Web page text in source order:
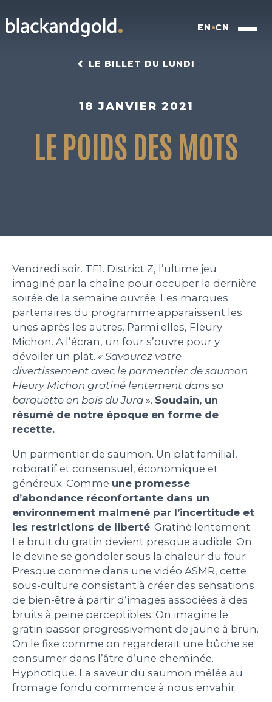
EN CN
INSIGHTFUL BRANDING
BLACKBOX
WORK
PEOPLE
LE BILLET DU LUNDI
CONTACT
Mentions légales
Politique de protection des données
Plan du site
LE BILLET DU LUNDI
18 JANVIER 2021
LE POIDS DES MOTS
Vendredi soir. TF1. District Z, l’ultime jeu
imaginé par la chaîne pour occuper la dernière
soirée de la semaine ouvrée. Les marques
partenaires du programme apparaissent les
unes après les autres. Parmi elles, Fleury
Michon. A l’écran, un four s’ouvre pour y
dévoiler un plat. « Savourez votre
divertissement avec le parmentier de saumon
Fleury Michon gratiné lentement dans sa
barquette en bois du Jura ». Soudain, un
résumé de notre époque en forme de
recette.
Un parmentier de saumon. Un plat familial,
roboratif et consensuel, économique et
généreux. Comme une promesse
d’abondance réconfortante dans un
environnement malmené par l’incertitude et
les restrictions de liberté. Gratiné lentement.
Le bruit du gratin devient presque audible. On
le devine se gondoler sous la chaleur du four.
Presque comme dans une vidéo ASMR, cette
sous-culture consistant à créer des sensations
de bien-être à partir d’images associées à des
bruits à peine perceptibles. On imagine le
gratin passer progressivement de jaune à brun.
On le fixe comme on regarderait une bûche se
consumer dans l’âtre d’une cheminée.
Hypnotique. La saveur du saumon mêlée au
fromage fondu commence à nous envahir.